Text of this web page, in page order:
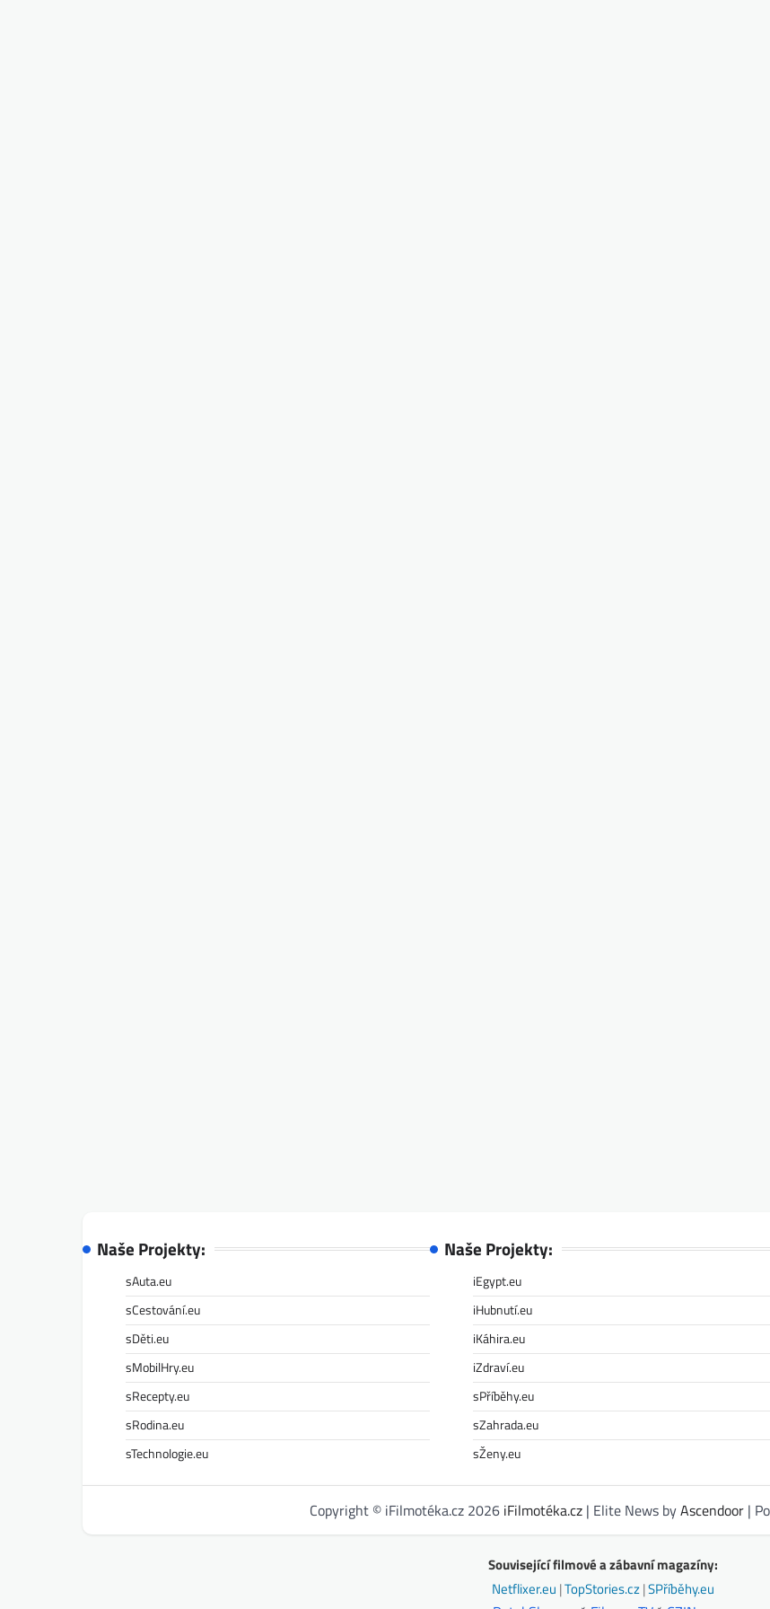
Naše Projekty:
sAuta.eu
sCestování.eu
sDěti.eu
sMobilHry.eu
sRecepty.eu
sRodina.eu
sTechnologie.eu
Naše Projekty:
iEgypt.eu
iHubnutí.eu
iKáhira.eu
iZdraví.eu
sPříběhy.eu
sZahrada.eu
sŽeny.eu
Copyright © iFilmotéka.cz 2026 iFilmotéka.cz| Elite News byAscendoor|
Související filmové a zábavní magazíny:
Netflixer.eu |TopStories.cz|SPříběhy.eu